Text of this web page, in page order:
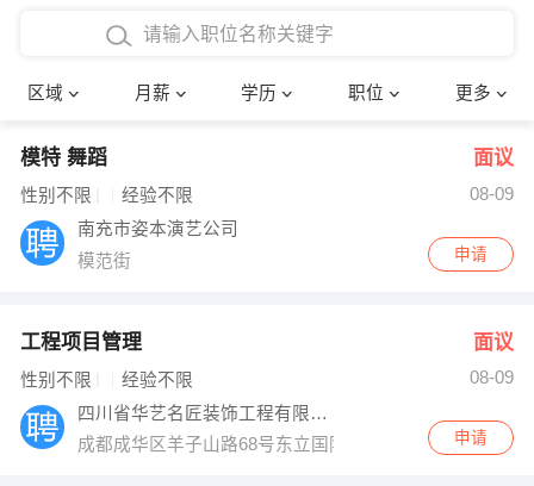
区域 月薪 学历 职位 更多
4000-5000元
8000-12000元
12000-20000元
博士
文员
财务会计
网络IT
快递员
收银员 技术员/工程师
确定
模特 舞蹈 面议
性别不限 经验不限
08-09
南充市姿本演艺公司
模范街
申请
工程项目管理 面议
性别不限 经验不限
08-09
四川省华艺名匠装饰工程有限公司
成都成华区羊子山路68号东立国际广场5栋
申请